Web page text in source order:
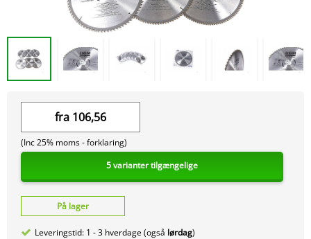
fra 106,56
(Inc 25% moms -forklaring)
5 varianter tilgængelige
På lager
Leveringstid: 1 - 3 hverdage (også lørdag)